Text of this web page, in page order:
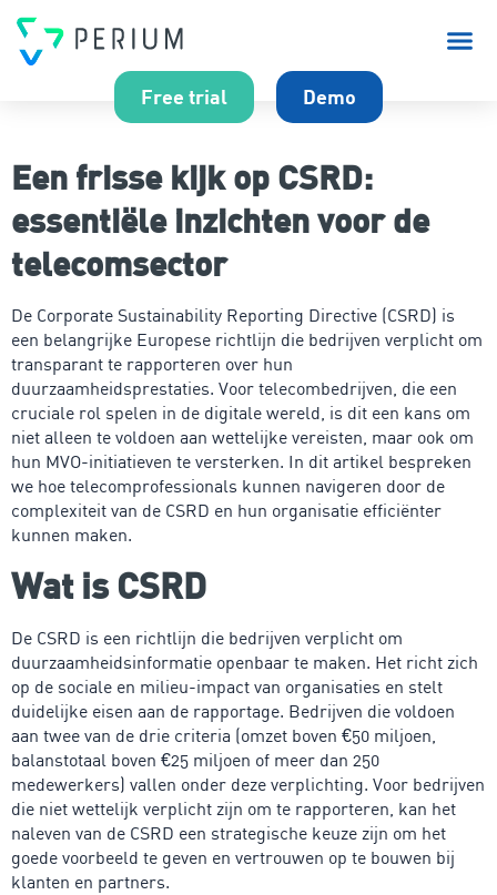
Free trial Demo
Een frisse kijk op CSRD:
essentiële inzichten voor de
telecomsector
De Corporate Sustainability Reporting Directive (CSRD) is
een belangrijke Europese richtlijn die bedrijven verplicht om
transparant te rapporteren over hun
duurzaamheidsprestaties. Voor telecombedrijven, die een
cruciale rol spelen in de digitale wereld, is dit een kans om
niet alleen te voldoen aan wettelijke vereisten, maar ook om
hun MVO-initiatieven te versterken. In dit artikel bespreken
we hoe telecomprofessionals kunnen navigeren door de
complexiteit van de CSRD en hun organisatie efficiënter
kunnen maken.
Wat is CSRD
De CSRD is een richtlijn die bedrijven verplicht om
duurzaamheidsinformatie openbaar te maken. Het richt zich
op de sociale en milieu-impact van organisaties en stelt
duidelijke eisen aan de rapportage. Bedrijven die voldoen
aan twee van de drie criteria (omzet boven €50 miljoen,
balanstotaal boven €25 miljoen of meer dan 250
medewerkers) vallen onder deze verplichting. Voor bedrijven
die niet wettelijk verplicht zijn om te rapporteren, kan het
naleven van de CSRD een strategische keuze zijn om het
goede voorbeeld te geven en vertrouwen op te bouwen bij
klanten en partners.